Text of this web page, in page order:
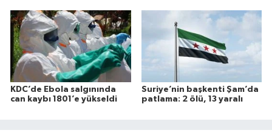
KDC’de Ebola salgınında
can kaybı 1801’e yükseldi
Suriye’nin başkenti Şam’da
patlama: 2 ölü, 13 yaralı